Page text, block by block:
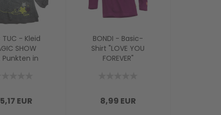
TUC - Kleid
SHOW
in
EUR
BONDI - Basic-
Shirt "LOVE YOU
FOREVER"
8,99 EUR